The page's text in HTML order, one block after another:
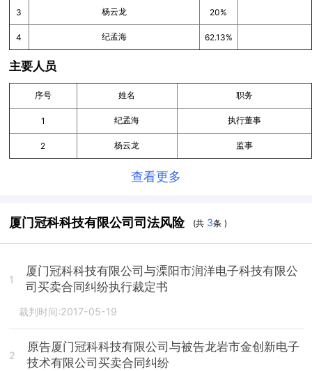
3 杨云龙 20%
4 纪孟海 62.13%
主要人员
序号 姓名 职务
1 纪孟海 执行董事
2 杨云龙 监事
查看更多
厦门冠科科技有限公司司法风险 (共 3条 )
1
厦门冠科科技有限公司与溧阳市润洋电子科技有限公
司买卖合同纠纷执行裁定书
裁判时间:2017-05-19
2
原告厦门冠科科技有限公司与被告龙岩市金创新电子
技术有限公司买卖合同纠纷